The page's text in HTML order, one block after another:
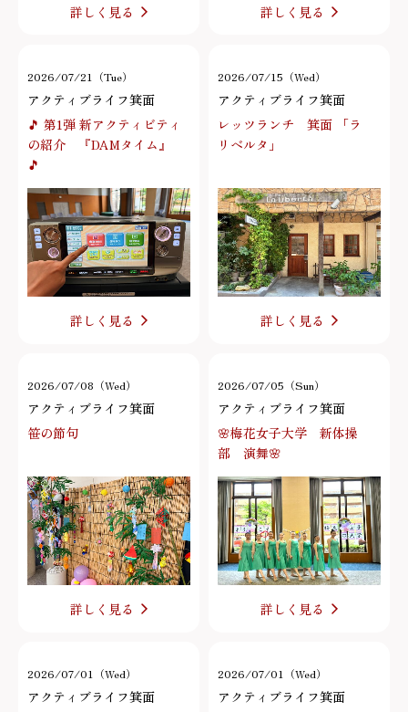
詳しく見る 詳しく見る
2026/07/21（Tue）
アクティブライフ箕面
🎵 第1弾 新アクティビティ
の紹介 『DAMタイム』
🎵
詳しく見る
2026/07/15（Wed）
アクティブライフ箕面
レッツランチ 箕面 「ラ
リベルタ」
詳しく見る
2026/07/08（Wed）
アクティブライフ箕面
笹の節句
詳しく見る
2026/07/05（Sun）
アクティブライフ箕面
🌸梅花女子大学 新体操
部 演舞🌸
詳しく見る
2026/07/01（Wed）
アクティブライフ箕面
2026/07/01（Wed）
アクティブライフ箕面